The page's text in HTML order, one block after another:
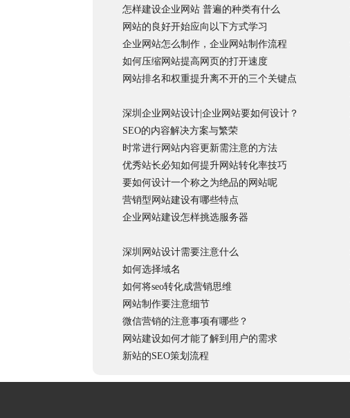
怎样建设企业网站 普遍的种类有什么
网站的良好开始应向以下方式学习
企业网站怎么制作，企业网站制作流程
如何压缩网站提高网页的打开速度
网站排名和权重提升离不开的三个关键点
深圳企业网站设计|企业网站要如何设计？
SEO的内容解决方案与繁荣
时常进行网站内容更新需注意的方法
优秀站长必知如何提升网站转化率技巧
要如何设计一个称之为绝品的网站呢
营销型网站建设有哪些特点
企业网站建设怎样挑选服务器
深圳网站设计需要注意什么
如何选择域名
如何将seo转化成营销思维
网站制作要注意细节
微信营销的注意事项有哪些？
网站建设如何才能了解到用户的需求
新站的SEO策划流程